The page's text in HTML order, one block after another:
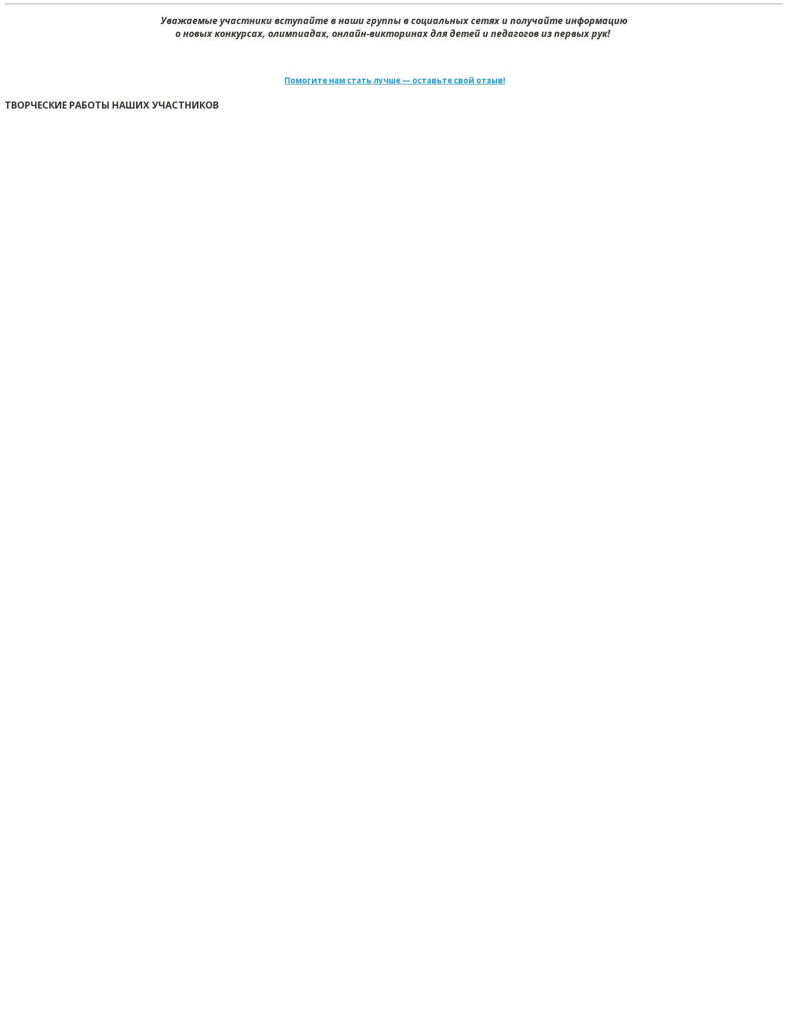
Уважаемые участники вступайте в наши группы в социальных сетях и получайте информацию
о новых конкурсах, олимпиадах, онлайн-викторинах для детей и педагогов из первых рук!
Помогите нам стать лучше — оставьте свой отзыв!
ТВОРЧЕСКИЕ РАБОТЫ НАШИХ УЧАСТНИКОВ